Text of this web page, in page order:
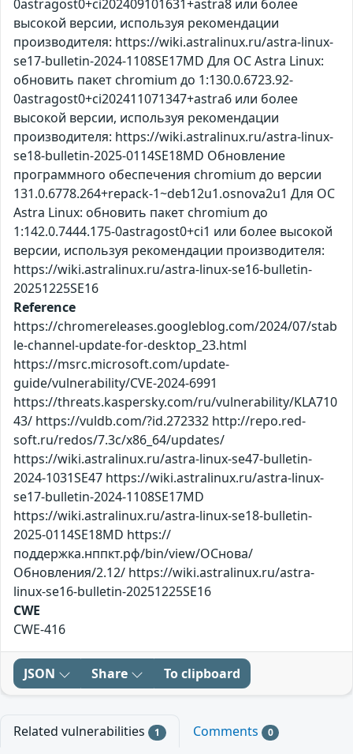
0astragost0+ci202409101631+astra8 или более
высокой версии, используя рекомендации
производителя: https://wiki.astralinux.ru/astra-linux-
se17-bulletin-2024-1108SE17MD Для ОС Astra Linux:
обновить пакет chromium до 1:130.0.6723.92-
0astragost0+ci202411071347+astra6 или более
высокой версии, используя рекомендации
производителя: https://wiki.astralinux.ru/astra-linux-
se18-bulletin-2025-0114SE18MD Обновление
программного обеспечения chromium до версии
131.0.6778.264+repack-1~deb12u1.osnova2u1 Для ОС
Astra Linux: обновить пакет chromium до
1:142.0.7444.175-0astragost0+ci1 или более высокой
версии, используя рекомендации производителя:
https://wiki.astralinux.ru/astra-linux-se16-bulletin-
20251225SE16
Reference
https://chromereleases.googleblog.com/2024/07/stab
le-channel-update-for-desktop_23.html
https://msrc.microsoft.com/update-
guide/vulnerability/CVE-2024-6991
https://threats.kaspersky.com/ru/vulnerability/KLA710
43/ https://vuldb.com/?id.272332 http://repo.red-
soft.ru/redos/7.3c/x86_64/updates/
https://wiki.astralinux.ru/astra-linux-se47-bulletin-
2024-1031SE47 https://wiki.astralinux.ru/astra-linux-
se17-bulletin-2024-1108SE17MD
https://wiki.astralinux.ru/astra-linux-se18-bulletin-
2025-0114SE18MD https://
поддержка.нппкт.рф/bin/view/ОСнова/
Обновления/2.12/ https://wiki.astralinux.ru/astra-
linux-se16-bulletin-20251225SE16
CWE
CWE-416
JSON Share To clipboard
Related vulnerabilities 1 Comments 0